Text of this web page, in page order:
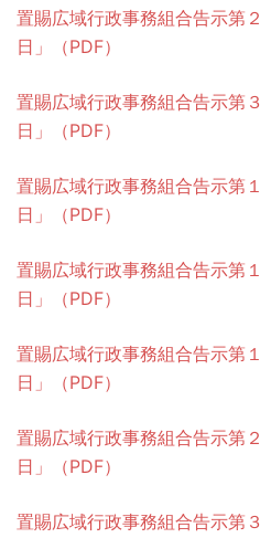
置賜広域行政事務組合告示第
日」（PDF）
置賜広域行政事務組合告示第
日」（PDF）
置賜広域行政事務組合告示第
日」（PDF）
置賜広域行政事務組合告示第
日」（PDF）
置賜広域行政事務組合告示第
日」（PDF）
置賜広域行政事務組合告示第
日」（PDF）
置賜広域行政事務組合告示第